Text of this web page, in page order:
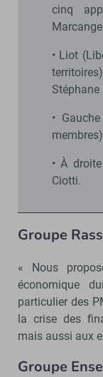
cinq
• Liot
Stéphane
•
• À
Ciotti.
Groupe
« Nous
économique
particulier des
la crise des
mais aussi aux
Groupe